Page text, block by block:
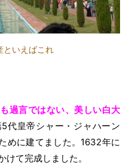
といえばこれ
過言ではない、美しい白大
代皇帝シャー・ジャハーン
めに建てました。1632年に
て完成しました。